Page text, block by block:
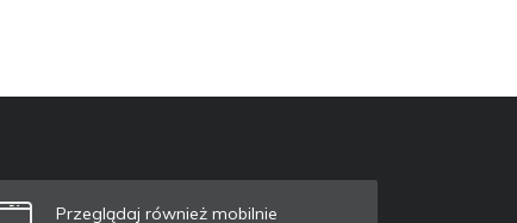
Przeglądaj również mobilnie